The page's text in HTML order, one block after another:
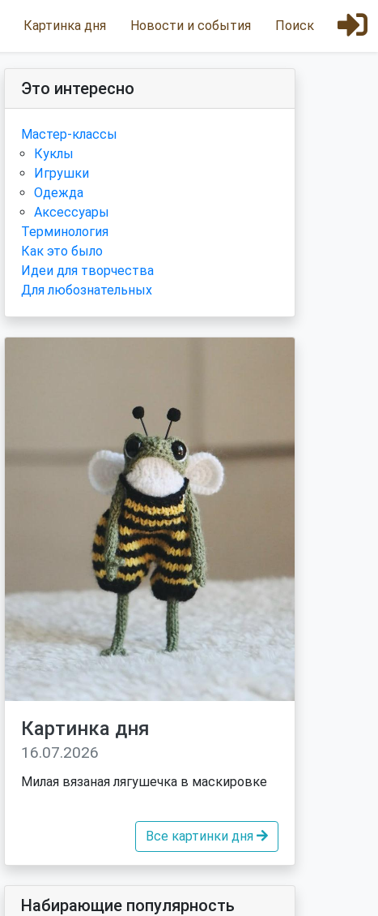
Картинка дня Новости и события Поиск
Это интересно
Мастер-классы
Куклы
Игрушки
Одежда
Аксессуары
Терминология
Как это было
Идеи для творчества
Для любознательных
Картинка дня
16.07.2026
Милая вязаная лягушечка в маскировке
Все картинки дня
Набирающие популярность